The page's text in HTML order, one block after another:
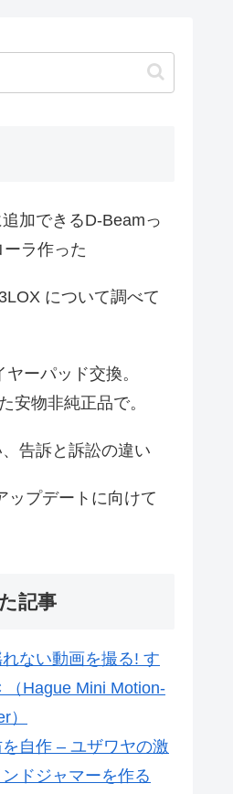
加できるD-Beamっ
ラ作った
について調べて
ーパッド交換。
安物非純正品で。
告訴と訴訟の違い
ップデートに向けて
記事
ない動画を撮る! す
（Hague Mini Motion-
）
自作 – ユザワヤの激
ドジャマーを作る